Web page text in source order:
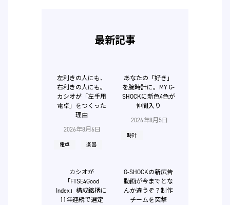
最新記事
2026年8月6日
電卓 楽器
左利きの人にも、
右利きの人にも。
カシオが「左手用
電卓」をつくった
理由
2026年8月5日
時計
あなたの「好き」
を腕時計に。MY G-
SHOCKに新色4色が
仲間入り
カシオが
「FTSE4Good
Index」構成銘柄に
11年連続で選定
G-SHOCKの新広告
動画が今までとな
んか違うぞ？制作
チームを突撃